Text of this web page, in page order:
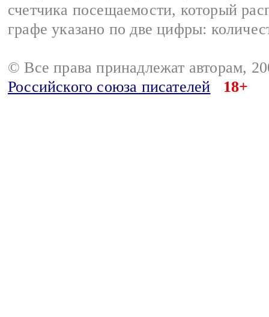
счетчика посещаемости, который
графе указано по две цифры:
© Все права принадлежат авторам,
Российского союза писателей
18+